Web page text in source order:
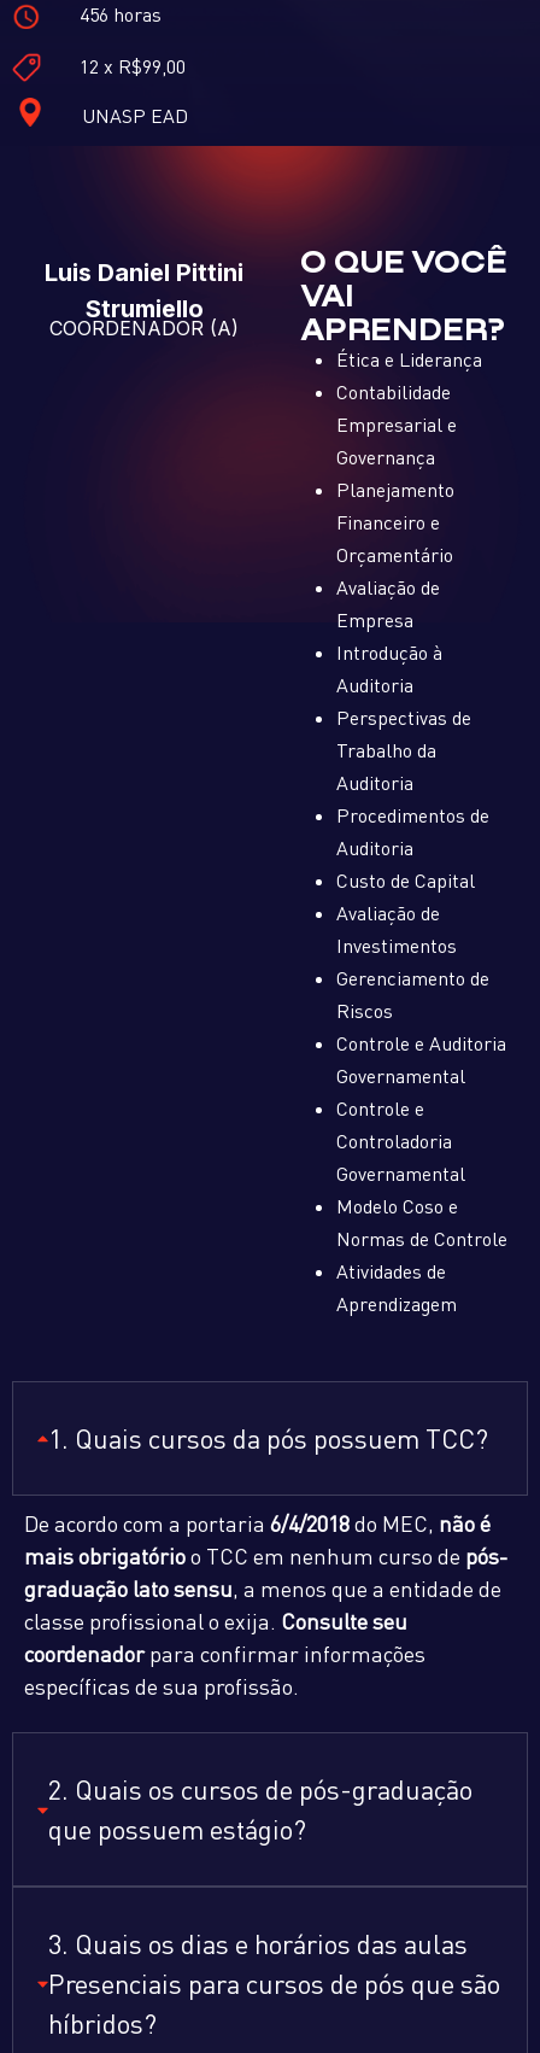
456 horas
12 x R$99,00
UNASP EAD
Luis Daniel Pittini
Strumiello
COORDENADOR (A)
O QUE VOCÊ
VAI
APRENDER?
Ética e Liderança
Contabilidade
Empresarial e
Governança
Planejamento
Financeiro e
Orçamentário
Avaliação de
Empresa
Introdução à
Auditoria
Perspectivas de
Trabalho da
Auditoria
Procedimentos de
Auditoria
Custo de Capital
Avaliação de
Investimentos
Gerenciamento de
Riscos
Controle e Auditoria
Governamental
Controle e
Controladoria
Governamental
Modelo Coso e
Normas de Controle
Atividades de
Aprendizagem
1. Quais cursos da pós possuem TCC?
De acordo com a portaria 6/4/2018do MEC, não é
mais obrigatórioo TCC em nenhum curso de pós-
graduação lato sensu, a menos que a entidade de
classe profissional o exija. Consulte seu
coordenadorpara confirmar informações
específicas de sua profissão.
2. Quais os cursos de pós-graduação
que possuem estágio?
3. Quais os dias e horários das aulas
Presenciais para cursos de pós que são
híbridos?